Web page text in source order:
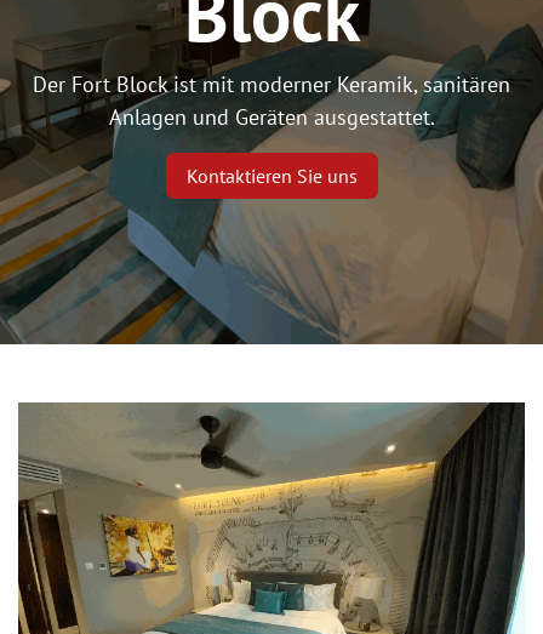
Der Fort Block ist mit moderner Keramik, sanitären
Anlagen und Geräten ausgestattet.
Kontaktieren Sie uns